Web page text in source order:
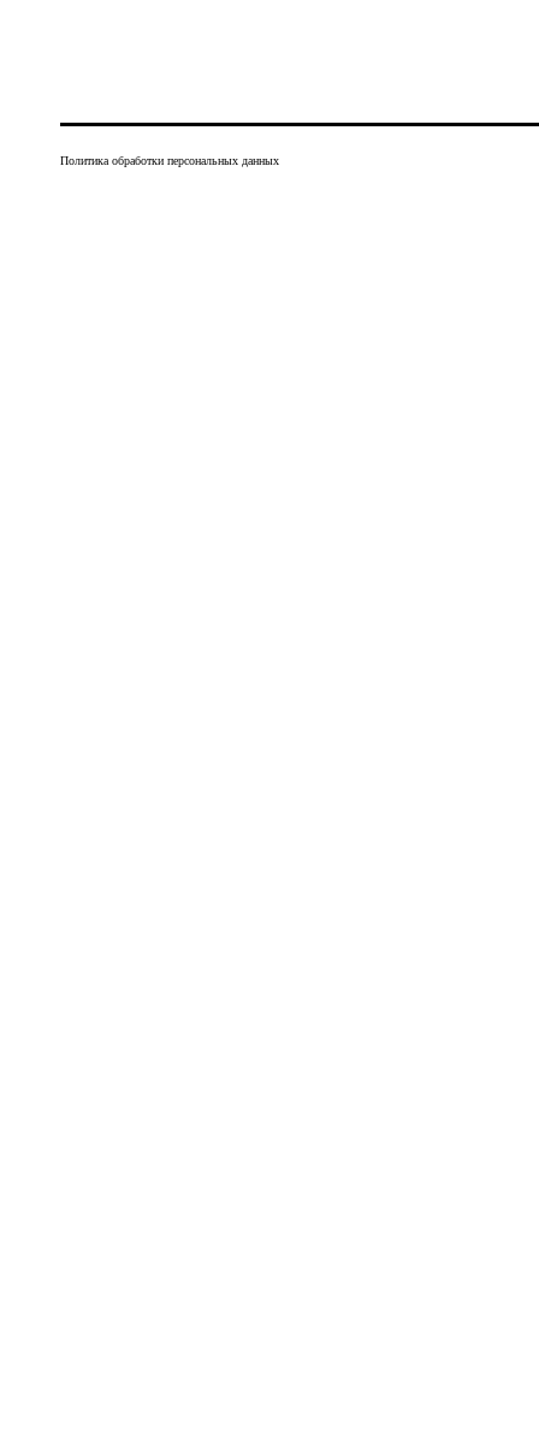
Политика обработки персональных данных